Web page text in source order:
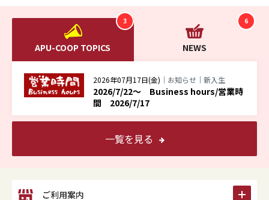
APU-COOP TOPICS
3
NEWS
6
2026年07月17日(金) ｜お知らせ｜新入生
2026/7/22～ Business hours/営業時
間 2026/7/17
一覧を見る
ご利用案内